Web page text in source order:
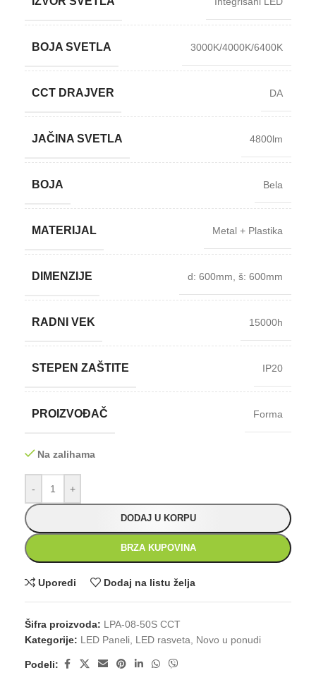
BOJA SVETLA 3000K/4000K/6400K
CCT DRAJVER DA
JAČINA SVETLA 4800lm
BOJA Bela
MATERIJAL Metal + Plastika
DIMENZIJE d: 600mm š: 600mm
RADNI VEK 15000h
STEPEN ZAŠTITE IP20
PROIZVOĐAČ Forma
Na zalihama
- +
DODAJ U KORPU
BRZA KUPOVINA
Uporedi Dodaj na listu želja
Šifra proizvoda: LPA-08-50S CCT
Kategorije: LED Paneli LED rasveta Novo u ponudi
Podeli: